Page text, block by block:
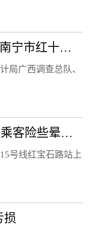
用一“臂”之力，传递生命希望！南宁市红十字会组织开展2023年无偿献血活动
局广西调查总队、
暖心！地铁15号线红宝石路站一乘客险些晕厥，幸得工作人员相助
号线红宝石路站上
损